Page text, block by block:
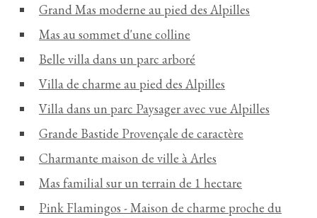
Grand Mas moderne au pied des Alpilles
Mas au sommet d'une colline
Belle villa dans un parc arboré
Villa de charme au pied des Alpilles
Villa dans un parc Paysager avec vue Alpilles
Grande Bastide Provençale de caractère
Charmante maison de ville à Arles
Mas familial sur un terrain de 1 hectare
Pink Flamingos - Maison de charme proche du